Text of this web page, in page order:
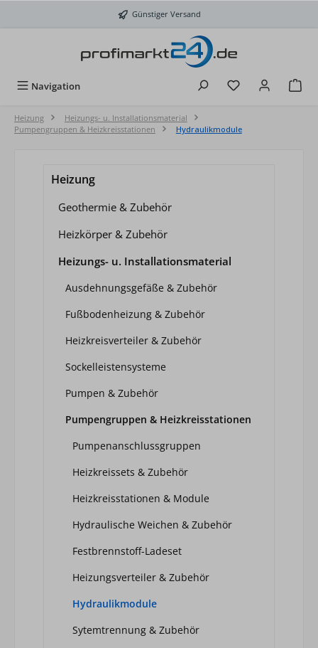
Günstiger Versand
Navigation Du hast 0
Heizung
Heizungs- u. Installationsmaterial
Pumpengruppen & Heizkreisstationen
Hydraulikmodule
Heizung
Geothermie & Zubehör
Heizkörper & Zubehör
Heizungs- u. Installationsmaterial
Ausdehnungsgefäße & Zubehör
Fußbodenheizung & Zubehör
Heizkreisverteiler & Zubehör
Sockelleistensysteme
Pumpen & Zubehör
Pumpengruppen & Heizkreisstationen
Pumpenanschlussgruppen
Heizkreissets & Zubehör
Heizkreisstationen & Module
Hydraulische Weichen & Zubehör
Festbrennstoff-Ladeset
Heizungsverteiler & Zubehör
Hydraulikmodule
Sytemtrennung & Zubehör